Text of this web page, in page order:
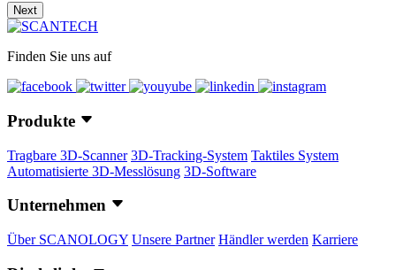
Next
Finden Sie uns auf
Produkte
Tragbare 3D-Scanner 3D-Tracking-System Taktiles System
Automatisierte 3D-Messlösung 3D-Software
Unternehmen
Über SCANOLOGY Unsere Partner Händler werden Karriere